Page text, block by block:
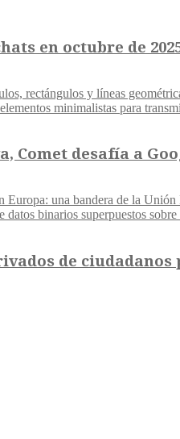
en octubre de
Comet desafía a
de ciudadanos